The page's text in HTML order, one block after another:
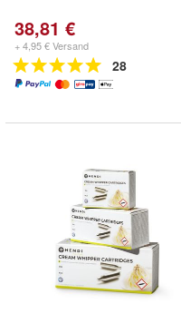
38,81 €
+ 4,95 € Versand
28